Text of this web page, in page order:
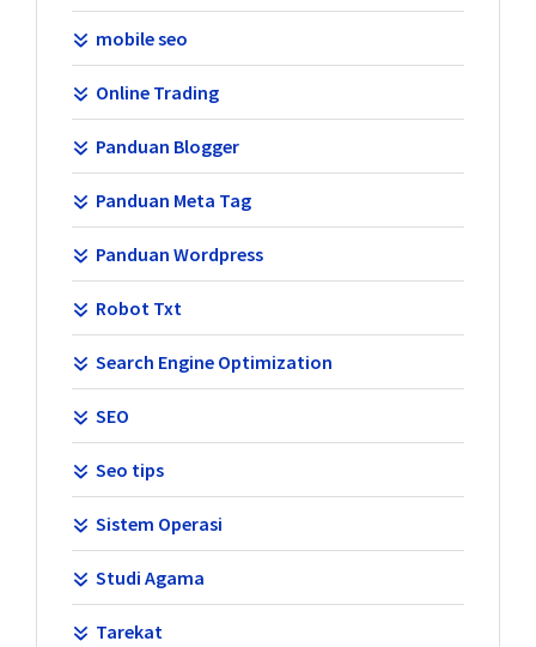
mobile seo
Online Trading
Panduan Blogger
Panduan Meta Tag
Panduan Wordpress
Robot Txt
Search Engine Optimization
SEO
Seo tips
Sistem Operasi
Studi Agama
Tarekat